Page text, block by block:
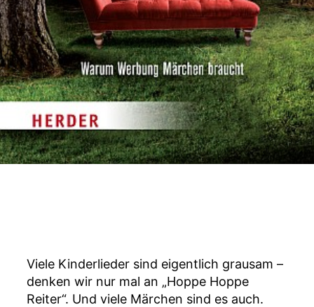
Viele Kinderlieder sind eigentlich grausam –
denken wir nur mal an „Hoppe Hoppe
Reiter“. Und viele Märchen sind es auch.